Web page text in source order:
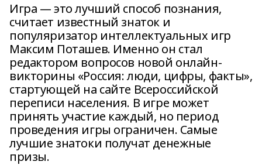
Игра — это лучший способ познания,
считает известный знаток и
популяризатор интеллектуальных игр
Максим Поташев. Именно он стал
редактором вопросов новой онлайн-
викторины «Россия: люди, цифры, факты»,
стартующей на сайте Всероссийской
переписи населения. В игре может
принять участие каждый, но период
проведения игры ограничен. Самые
лучшие знатоки получат денежные
призы.